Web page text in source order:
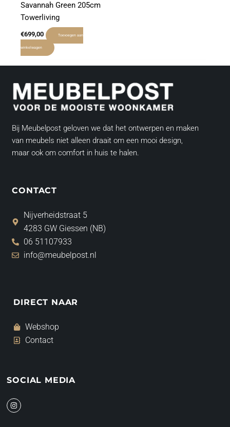
Savannah Green 205cm
Towerliving
€699,00 Toevoegen aan
winkelwagen
Bij Meubelpost geloven we dat het ontwerpen en maken
van meubels niet alleen draait om een mooi design,
maar ook om comfort in huis te halen.
CONTACT
Nijverheidstraat 5
4283 GW Giessen (NB)
06 51107933
info@meubelpost.nl
DIRECT NAAR
Webshop
Contact
SOCIAL MEDIA
I
n
s